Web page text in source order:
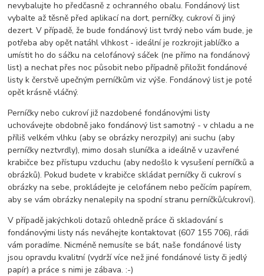
nevybalujte ho předčasně z ochranného obalu. Fondánový list
vybalte až těsně před aplikací na dort, perníčky, cukroví či jiný
dezert. V případě, že bude fondánový list tvrdý nebo vám bude, je
potřeba aby opět natáhl vlhkost - ideální je rozkrojit jablíčko a
umístit ho do sáčku na celofánový sáček (ne přímo na fondánový
list) a nechat přes noc působit nebo případně přiložit fondánové
listy k čerstvě upečným perníčkům viz výše. Fondánový list je poté
opět krásně vláčný.
Perníčky nebo cukroví již nazdobené fondánovými listy
uchovávejte obdobně jako fondánový list samotný - v chladu a ne
příliš velkém vlhku (aby se obrázky nerozpily) ani suchu (aby
perníčky neztvrdly), mimo dosah sluníčka a ideálně v uzavřené
krabičce bez přístupu vzduchu (aby nedošlo k vysušení perníčků a
obrázků). Pokud budete v krabičce skládat perníčky či cukroví s
obrázky na sebe, prokládejte je celofánem nebo pečícím papírem,
aby se vám obrázky nenalepily na spodní stranu perníčků/cukroví).
V případě jakýchkoli dotazů ohledně práce či skladování s
fondánovými listy nás neváhejte kontaktovat (607 155 706), rádi
vám poradíme. Nicméně nemusíte se bát, naše fondánové listy
jsou opravdu kvalitní (vydrží více než jiné fondánové listy či jedlý
papír) a práce s nimi je zábava. :-)